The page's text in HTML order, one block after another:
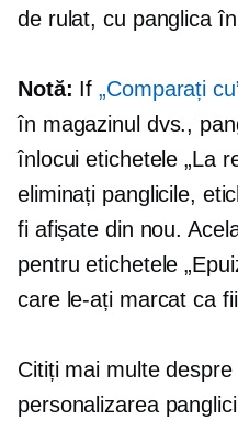
de rulat, cu panglica
Notă: If„Comparați
în magazinul dvs.,
înlocui etichetele „La
eliminați panglicile,
fi afișate din nou.
pentru etichetele
care le-ați marcat ca
Citiți mai multe
personalizarea